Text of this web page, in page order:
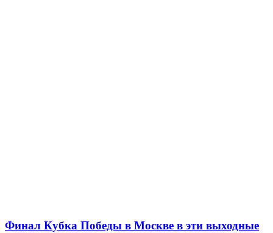
Финал Кубка Победы в Москве в эти выходные